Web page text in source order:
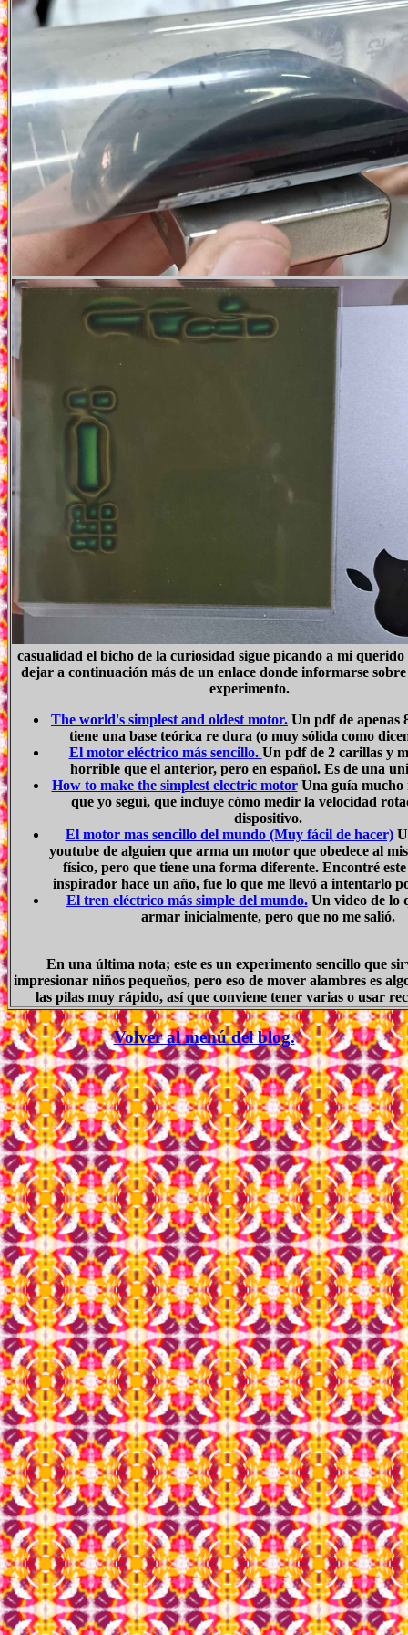
casualidad el bicho de la curiosidad sigue picando a mi querido
dejar a continuación más de un enlace donde informarse sobre
experimento.
The world's simplest and oldest motor. Un pdf de apenas
tiene una base teórica re dura (o muy sólida como
El motor eléctrico más sencillo. Un pdf de 2 carillas y
horrible que el anterior, pero en español. Es de una
How to make the simplest electric motorUna guía mucho
que yo seguí, que incluye cómo medir la velocidad
dispositivo.
El motor mas sencillo del mundo (Muy fácil de hacer)
youtube de alguien que arma un motor que obedece al
físico, pero que tiene una forma diferente. Encontré
inspirador hace un año, fue lo que me llevó a intentarlo
El tren eléctrico más simple del mundo.Un video de lo
armar inicialmente, pero que no me salió.
En una última nota; este es un experimento sencillo que
impresionar niños pequeños, pero eso de mover alambres es
las pilas muy rápido, así que conviene tener varias o usar
Volver al menú del blog.